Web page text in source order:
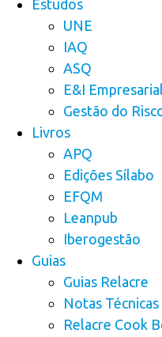
Estudos
UNE
IAQ
ASQ
E&I Empresarial
Gestão do
Livros
APQ
Edições Sílabo
EFQM
Leanpub
Iberogestão
Guias
Guias Relacre
Notas
Relacre Cook